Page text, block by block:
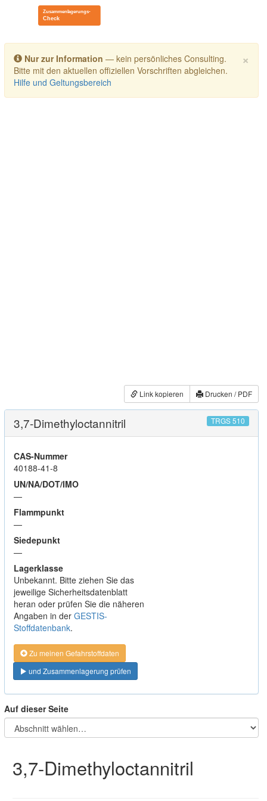
Toggle navigation
×
Nur zur Information — kein persönliches Consulting.
Bitte mit den aktuellen offiziellen Vorschriften abgleichen.
Hilfe und Geltungsbereich
Link kopieren Drucken / PDF
3,7-Dimethyloctannitril TRGS 510
CAS-Nummer
40188-41-8
UN/NA/DOT/IMO
—
Flammpunkt
—
Siedepunkt
—
Lagerklasse
Unbekannt. Bitte ziehen Sie das
jeweilige Sicherheitsdatenblatt
heran oder prüfen Sie die näheren
Angaben in der GESTIS-
Stoffdatenbank.
Zu meinen Gefahrstoffdaten
und Zusammenlagerung prüfen
Auf dieser Seite
3,7-Dimethyloctannitril